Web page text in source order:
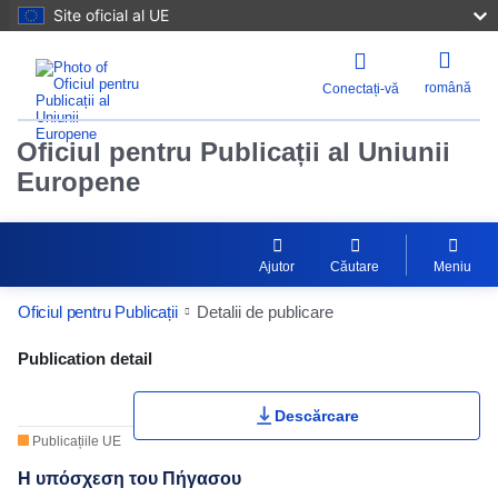
Site oficial al UE
Conectați-vă română
Oficiul pentru Publicații al Uniunii
Europene
Ajutor Căutare Meniu
Oficiul pentru Publicații Detalii de publicare
Publication Detail Actions Portlet
Publication detail
Publicațiile UE
Descărcare
Η υπόσχεση του Πήγασου